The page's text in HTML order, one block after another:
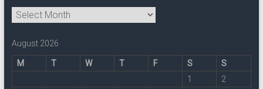
Archive
August 2026
M T W T F S S
1
2